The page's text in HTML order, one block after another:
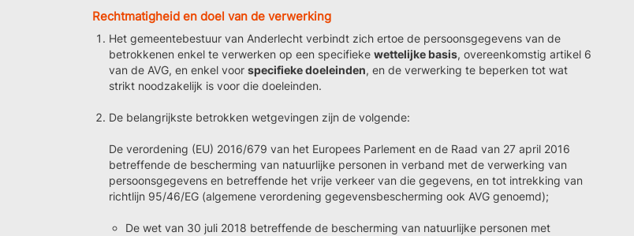
Rechtmatigheid en doel van de verwerking
Het gemeentebestuur van Anderlecht verbindt zich ertoe de persoonsgegevens van de
betrokkenen enkel te verwerken op een specifieke wettelijke basis, overeenkomstig artikel 6
van de AVG, en enkel voor specifieke doeleinden, en de verwerking te beperken tot wat
strikt noodzakelijk is voor die doeleinden.
De belangrijkste betrokken wetgevingen zijn de volgende:
De verordening (EU) 2016/679 van het Europees Parlement en de Raad van 27 april 2016
betreffende de bescherming van natuurlijke personen in verband met de verwerking van
persoonsgegevens en betreffende het vrije verkeer van die gegevens, en tot intrekking van
richtlijn 95/46/EG (algemene verordening gegevensbescherming ook AVG genoemd);
De wet van 30 juli 2018 betreffende de bescherming van natuurlijke personen met